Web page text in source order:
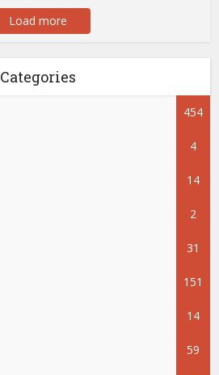
Load more
Categories
454
4
14
2
31
151
14
59